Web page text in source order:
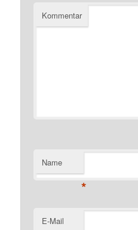
Kommentar
Name
*
E-Mail